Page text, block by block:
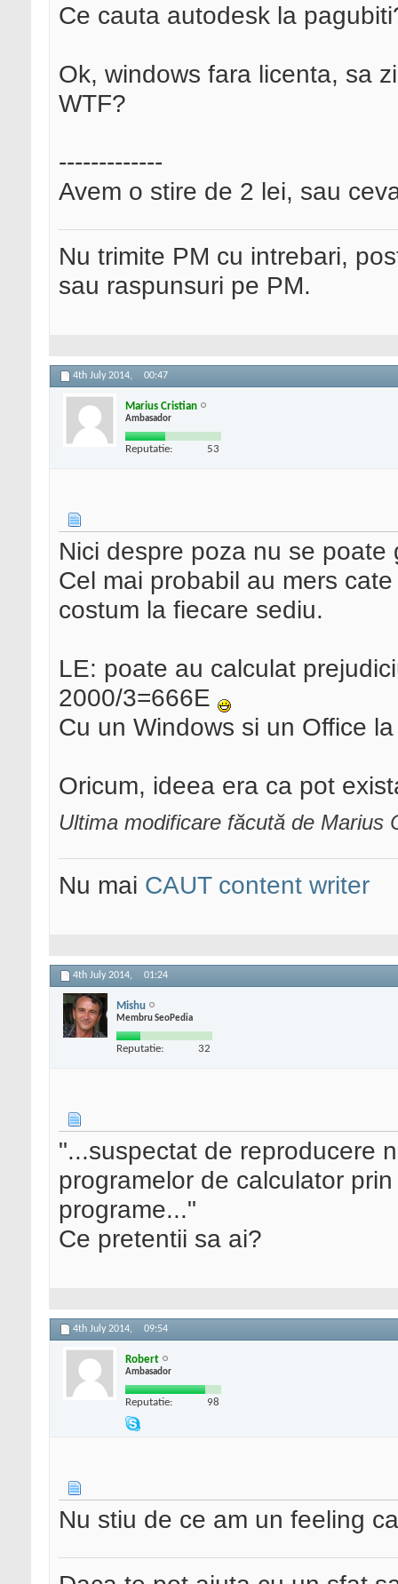
Ce cauta autodesk la
Ok, windows fara licenta, sa
WTF?
-------------
Avem o stire de 2 lei, sau
Nu trimite PM cu intrebari,
sau raspunsuri pe PM.
4th July 2014, 00:47
Marius Cristian
Ambasador
Reputatie: 53
Nici despre poza nu se
Cel mai probabil au mers
costum la fiecare sediu.
LE: poate au calculat
2000/3=666E
Cu un Windows si un Office
Oricum, ideea era ca pot
Ultima modificare făcută de Marius
Nu mai CAUT content writer
4th July 2014, 01:24
Mishu
Membru SeoPedia
Reputatie: 32
"...suspectat de reproducere
programelor de calculator
programe..."
Ce pretentii sa ai?
4th July 2014, 09:54
Robert
Ambasador
Reputatie: 98
Nu stiu de ce am un feeling